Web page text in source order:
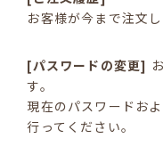
お客様が今まで注文
[パスワードの変更]
す。
現在のパスワードお
行ってください。